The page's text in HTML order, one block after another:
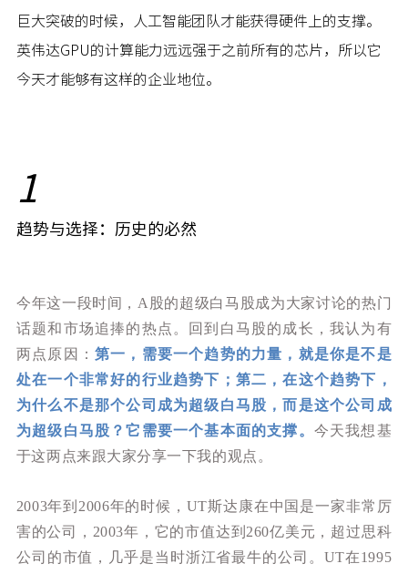
巨大突破的时候，人工智能团队才能获得硬件上的支撑。
英伟达GPU的计算能力远远强于之前所有的芯片，所以它
今天才能够有这样的企业地位。
1
趋势与选择：历史的必然
今年这一段时间，A股的超级白马股成为大家讨论的热门
话题和市场追捧的热点。回到白马股的成长，我认为有
两点原因： 第一，需要一个趋势的力量，就是你是不是
处在一个非常好的行业趋势下；第二，在这个趋势下，
为什么不是那个公司成为超级白马股，而是这个公司成
为超级白马股？它需要一个基本面的支撑。 今天我想基
于这两点来跟大家分享一下我的观点。
2003年到2006年的时候，UT斯达康在中国是一家非常厉
害的公司，2003年，它的市值达到260亿美元，超过思科
公司的市值，几乎是当时浙江省最牛的公司。UT在1995